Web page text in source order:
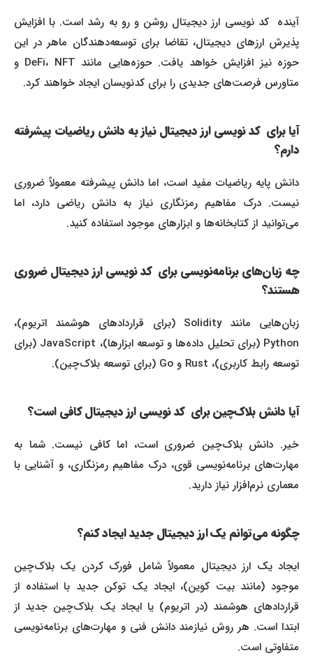
آینده کد نویسی ارز دیجیتال روشن و رو به رشد است. با افزایش
پذیرش ارزهای دیجیتال، تقاضا برای توسعه‌دهندگان ماهر در این
حوزه نیز افزایش خواهد یافت. حوزه‌هایی مانند DeFi، NFT و
متاورس فرصت‌های جدیدی را برای کدنویسان ایجاد خواهند کرد.
آیا برای کد نویسی ارز دیجیتال نیاز به دانش ریاضیات پیشرفته
دارم؟
دانش پایه ریاضیات مفید است، اما دانش پیشرفته معمولاً ضروری
نیست. درک مفاهیم رمزنگاری نیاز به دانش ریاضی دارد، اما
می‌توانید از کتابخانه‌ها و ابزارهای موجود استفاده کنید.
چه زبان‌های برنامه‌نویسی برای کد نویسی ارز دیجیتال ضروری
هستند؟
زبان‌هایی مانند Solidity (برای قراردادهای هوشمند اتریوم)،
Python (برای تحلیل داده‌ها و توسعه ابزارها)، JavaScript (برای
توسعه رابط کاربری)، Rust و Go (برای توسعه بلاک‌چین).
آیا دانش بلاک‌چین برای کد نویسی ارز دیجیتال کافی است؟
خیر. دانش بلاک‌چین ضروری است، اما کافی نیست. شما به
مهارت‌های برنامه‌نویسی قوی، درک مفاهیم رمزنگاری، و آشنایی با
معماری نرم‌افزار نیاز دارید.
چگونه می‌توانم یک ارز دیجیتال جدید ایجاد کنم؟
ایجاد یک ارز دیجیتال معمولاً شامل فورک کردن یک بلاک‌چین
موجود (مانند بیت کوین)، ایجاد یک توکن جدید با استفاده از
قراردادهای هوشمند (در اتریوم) یا ایجاد یک بلاک‌چین جدید از
ابتدا است. هر روش نیازمند دانش فنی و مهارت‌های برنامه‌نویسی
متفاوتی است.